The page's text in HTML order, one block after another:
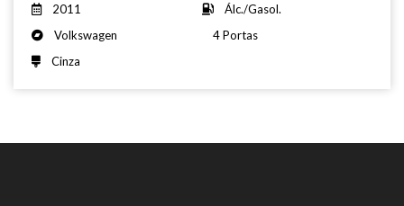
2011
Álc./Gasol.
Volkswagen
4 Portas
Cinza